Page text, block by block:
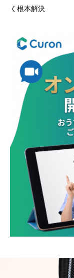
く根本解決